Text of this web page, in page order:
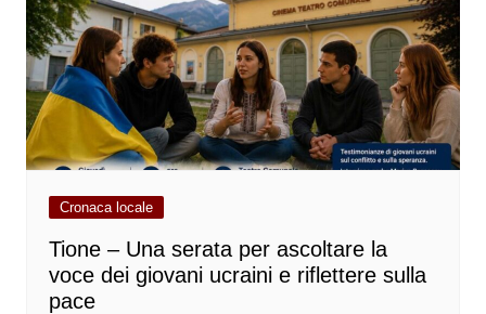
Cronaca locale
Tione – Una serata per ascoltare la
voce dei giovani ucraini e riflettere sulla
pace